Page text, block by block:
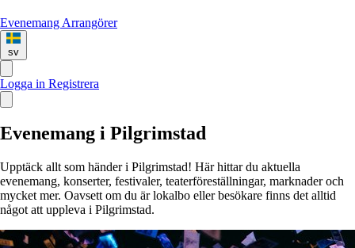
Evenemang Arrangörer
sv
Logga in Registrera
Evenemang i Pilgrimstad
Upptäck allt som händer i Pilgrimstad! Här hittar du aktuella
evenemang, konserter, festivaler, teaterföreställningar, marknader och
mycket mer. Oavsett om du är lokalbo eller besökare finns det alltid
något att uppleva i Pilgrimstad.